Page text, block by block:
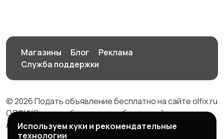
Магазины Блог
Реклама
Служба поддержки
© 2026 Подать объявление бесплатно на сайте olfix.ru
ОЛФИКС - доска беспалтных объявлений от частных
лиц и компаний
Используем куки и рекомендательные
технологии